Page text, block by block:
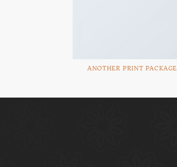
ANOTHER PRINT PACKAGE